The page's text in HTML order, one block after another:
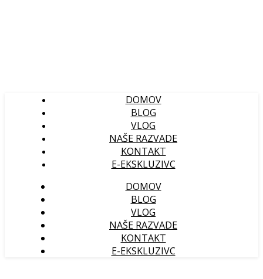
DOMOV
BLOG
VLOG
NAŠE RAZVADE
KONTAKT
E-EKSKLUZIVC
DOMOV
BLOG
VLOG
NAŠE RAZVADE
KONTAKT
E-EKSKLUZIVC